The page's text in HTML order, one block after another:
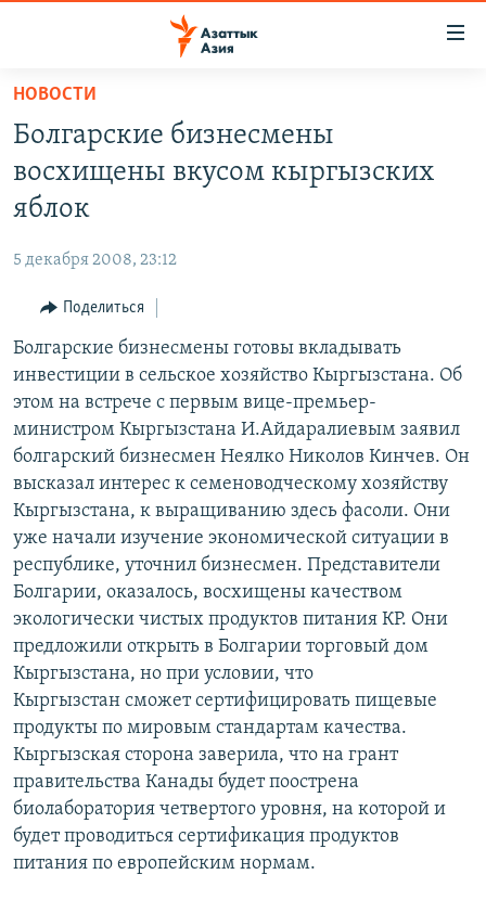
Вернуться
основному
содержанию
Вернутся
главной
навигации
Вернутся
поиску
ЦЕНТРАЛЬНАЯ АЗИЯ
КАЗАХСТАН
КЫРГЫЗСТАН
ТАДЖИКИСТАН
НОВОСТИ
ВОЙНА В УКРАИНЕ
ҚАЗАҚША
КЫРГЫЗЧА
ЎЗБЕКЧА
TÜRKMENÇE
НОВОСТИ
Болгарские бизнесмены
восхищены вкусом кыргызских
яблок
5 декабря 2008, 23:12
Поделиться
Болгарские бизнесмены готовы вкладывать
инвестиции в сельское хозяйство Кыргызстана. Об
этом на встрече с первым вице-премьер-
министром Кыргызстана И.Айдаралиевым заявил
болгарский бизнесмен Неялко Николов Кинчев. Он
высказал интерес к семеноводческому хозяйству
Кыргызстана, к выращиванию здесь фасоли. Они
уже начали изучение экономической ситуации в
республике, уточнил бизнесмен. Представители
Болгарии, оказалось, восхищены качеством
экологически чистых продуктов питания КР. Они
предложили открыть в Болгарии торговый дом
Кыргызстана, но при условии, что
Кыргызстан сможет сертифицировать пищевые
продукты по мировым стандартам качества.
Кыргызская сторона заверила, что на грант
правительства Канады будет поострена
биолаборатория четвертого уровня, на которой и
будет проводиться сертификация продуктов
питания по европейским нормам.